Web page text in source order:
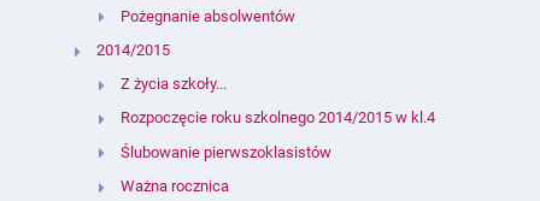
Pożegnanie absolwentów
2014/2015
Z życia szkoły...
Rozpoczęcie roku szkolnego 2014/2015 w kl.4
Ślubowanie pierwszoklasistów
Ważna rocznica